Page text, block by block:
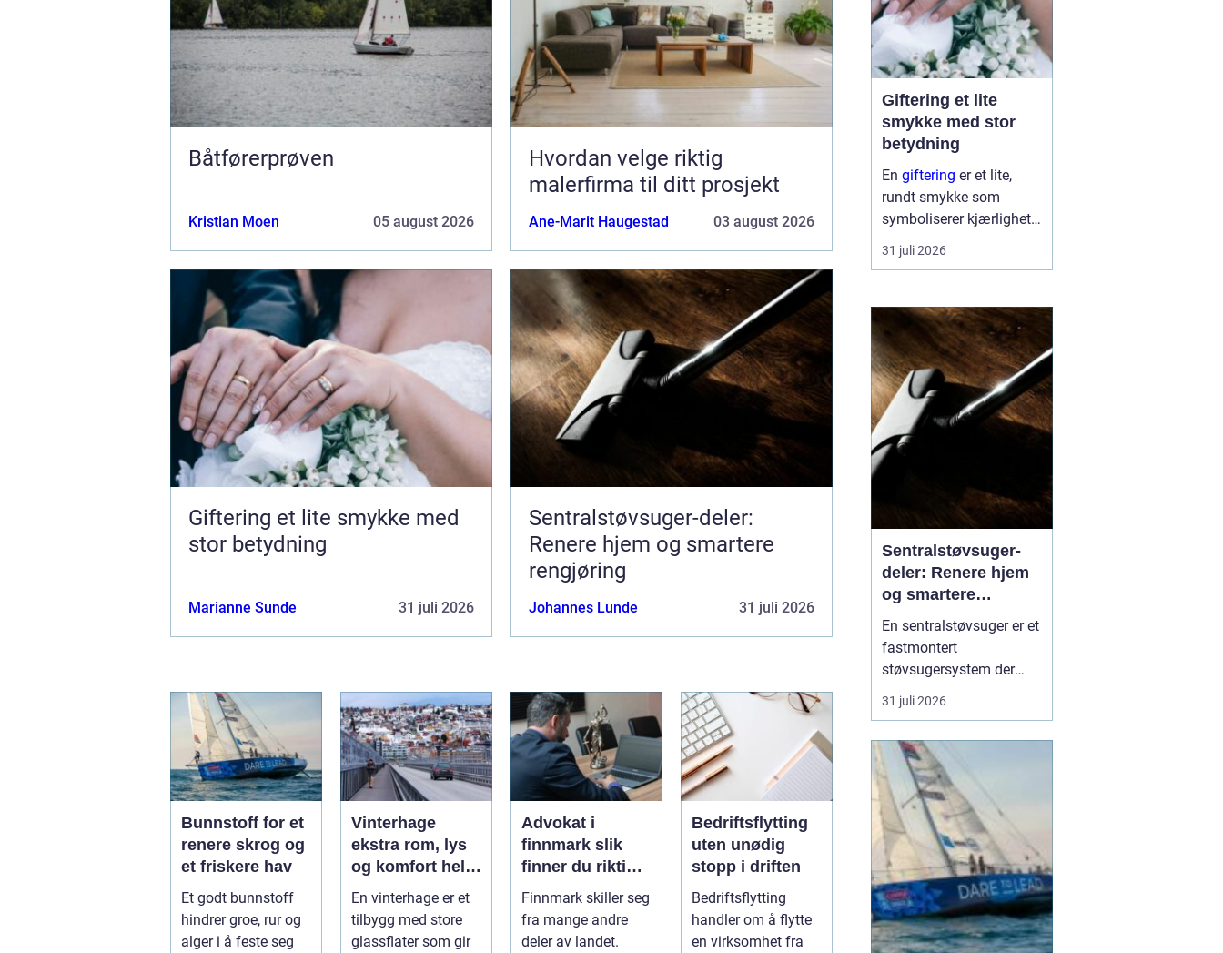
Båtførerprøven
Kristian Moen 05 august 2026
Hvordan velge riktig
malerfirma til ditt prosjekt
Ane-Marit Haugestad 03 august 2026
Giftering et lite smykke med
stor betydning
Marianne Sunde 31 juli 2026
Sentralstøvsuger-deler:
Renere hjem og smartere
rengjøring
Johannes Lunde 31 juli 2026
Bunnstoff for et
renere skrog og
et friskere hav
Et godt bunnstoff
hindrer groe, rur og
alger i å feste seg
Vinterhage
ekstra rom, lys
og komfort hele
året
En vinterhage er et
tilbygg med store
glassflater som gir
Advokat i
finnmark slik
finner du riktig
juridisk hjelp
Finnmark skiller seg
fra mange andre
deler av landet.
Bedriftsflytting
uten unødig
stopp i driften
Bedriftsflytting
handler om å flytte
en virksomhet fra
Giftering et lite
smykke med stor
betydning
En giftering er et lite,
rundt smykke som
symboliserer kjærlighet,
troskap og felles
framtid. Ringen bæres
og blir en synlig
påminnelse om løftet to
mennesker ...
31 juli 2026
Sentralstøvsuger-
deler: Renere hjem
og smartere
rengjøring
En sentralstøvsuger er et
fastmontert
støvsugersystem der
motor og beholder står i
bod, garasje eller teknisk
sugekontakter finnes i
veggene rundt i boligen.
Du kobler bare slangen
til en kontakt, og støvet
transp...
31 juli 2026